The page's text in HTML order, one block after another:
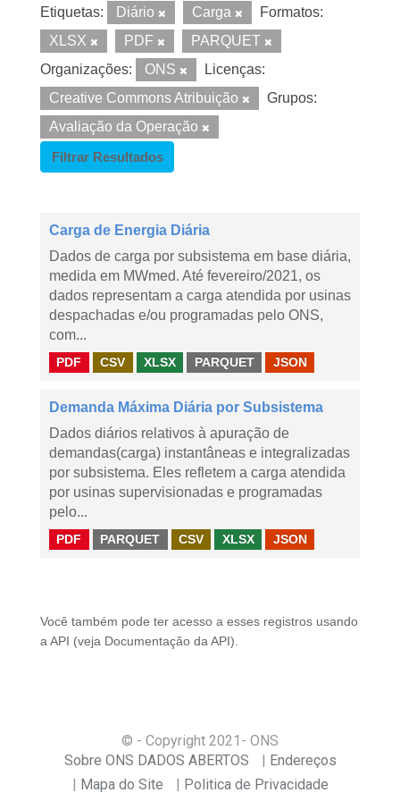
Etiquetas: Diário Carga
Formatos:
XLSX
PDF
PARQUET
Organizações:
ONS
Licenças:
Creative Commons Atribuição
Grupos:
Avaliação da Operação
Filtrar Resultados
Carga de Energia Diária
Dados de carga por subsistema em base diária,
medida em MWmed. Até fevereiro/2021, os
dados representam a carga atendida por usinas
despachadas e/ou programadas pelo ONS,
com...
PDF CSV XLSX PARQUET JSON
Demanda Máxima Diária por Subsistema
Dados diários relativos à apuração de
demandas(carga) instantâneas e integralizadas
por subsistema. Eles refletem a carga atendida
por usinas supervisionadas e programadas
pelo...
PDF PARQUET CSV XLSX JSON
Você também pode ter acesso a esses registros usando
a API (veja Documentação da API ).
© - Copyright 2021 - ONS
Sobre ONS DADOS ABERTOS
Endereços
Mapa do Site
Politica de Privacidade